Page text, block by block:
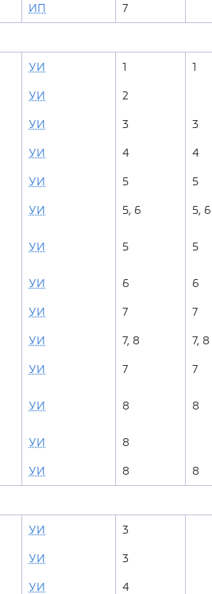
ИП 7
УИ 1 1
УИ 2
УИ 3 3
УИ 4 4
УИ 5 5
УИ 5, 6 5, 6
УИ 5 5
УИ 6 6
УИ 7 7
УИ 7, 8 7, 8
УИ 7 7
УИ 8 8
УИ 8
УИ 8 8
УИ 3
УИ 3
УИ 4